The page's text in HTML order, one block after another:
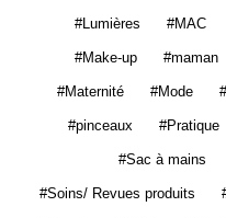
Lumières MAC
Make-up maman
Maternité Mode
pinceaux Pratique
Sac à mains
Soins/ Revues produits